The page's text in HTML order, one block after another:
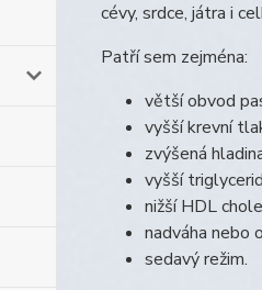
cévy, srdce, játra i
Patří sem zejména:
větší obvod
vyšší krevní
zvýšená
vyšší
nižší HDL
nadváha nebo
sedavý režim.